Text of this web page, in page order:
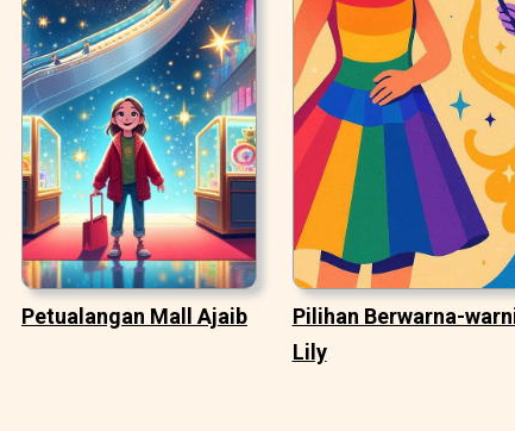
Petualangan Mall Ajaib
Pilihan Berwarna-
Lily